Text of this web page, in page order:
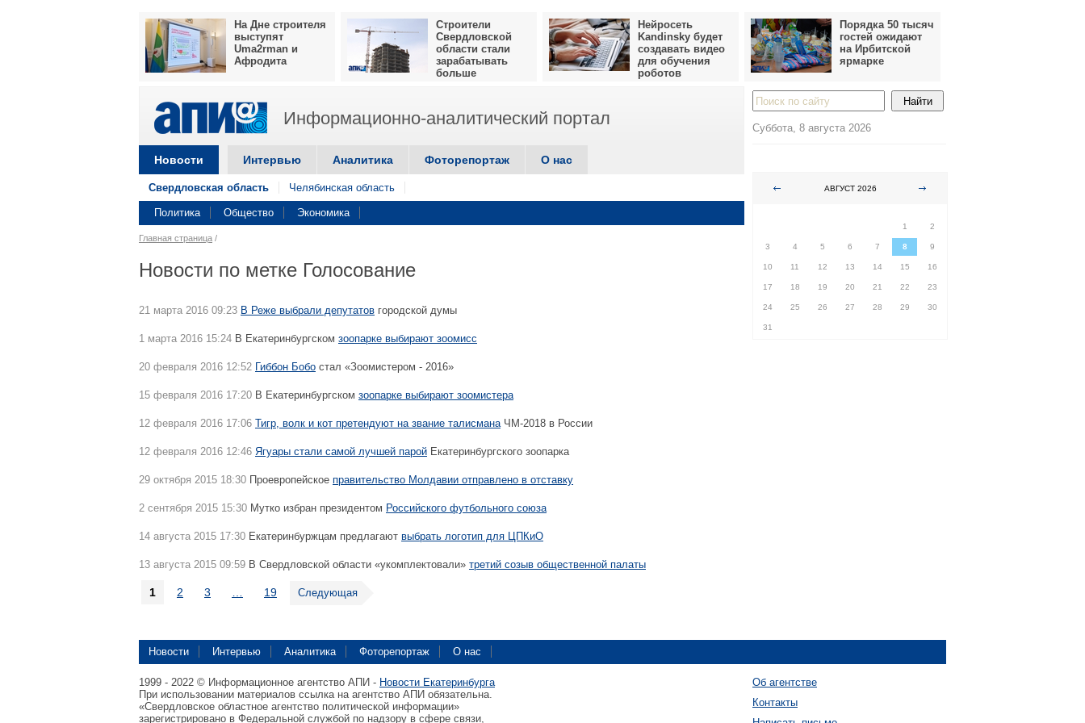
На Дне строителя
выступят
Uma2rman и
Афродита
Строители
Свердловской
области стали
зарабатывать
больше
Нейросеть
Kandinsky будет
создавать видео
для обучения
роботов
Порядка 50 тысяч
гостей ожидают
на Ирбитской
ярмарке
Информационно-аналитический портал
Новости Интервью Аналитика Фоторепортаж О нас
Свердловская область Челябинская область
Политика Общество Экономика
Главная страница /
Новости по метке Голосование
21 марта 2016 09:23 В Реже выбрали депутатов городской думы
1 марта 2016 15:24 В Екатеринбургском зоопарке выбирают зоомисс
20 февраля 2016 12:52 Гиббон Бобо стал «Зоомистером - 2016»
15 февраля 2016 17:20 В Екатеринбургском зоопарке выбирают зоомистера
12 февраля 2016 17:06 Тигр, волк и кот претендуют на звание талисманаЧМ-2018 в России
12 февраля 2016 12:46 Ягуары стали самой лучшей парой Екатеринбургского зоопарка
29 октября 2015 18:30 Проевропейское правительство Молдавии отправлено в отставку
2 сентября 2015 15:30 Мутко избран президентом Российского футбольного союза
14 августа 2015 17:30 Екатеринбуржцам предлагают выбрать логотип для ЦПКиО
13 августа 2015 09:59 В Свердловской области «укомплектовали» третий созыв общественной палаты
1 2 3 19 Следующая
Суббота, 8 августа 2026
АВГУСТ 2026
1
2
3 4 5 6 7 8 9
10 11 12 13 14 15 16
17 18 19 20 21 22 23
24 25 26 27 28 29 30
31
Новости Интервью Аналитика Фоторепортаж О нас
1999 - 2022 © Информационное агентство АПИ - Новости Екатеринбурга
При использовании материалов ссылка на агентство АПИ обязательна.
«Свердловское областное агентство политической информации»
зарегистрировано в Федеральной службой по надзору в сфере связи,
Об агентстве
Контакты